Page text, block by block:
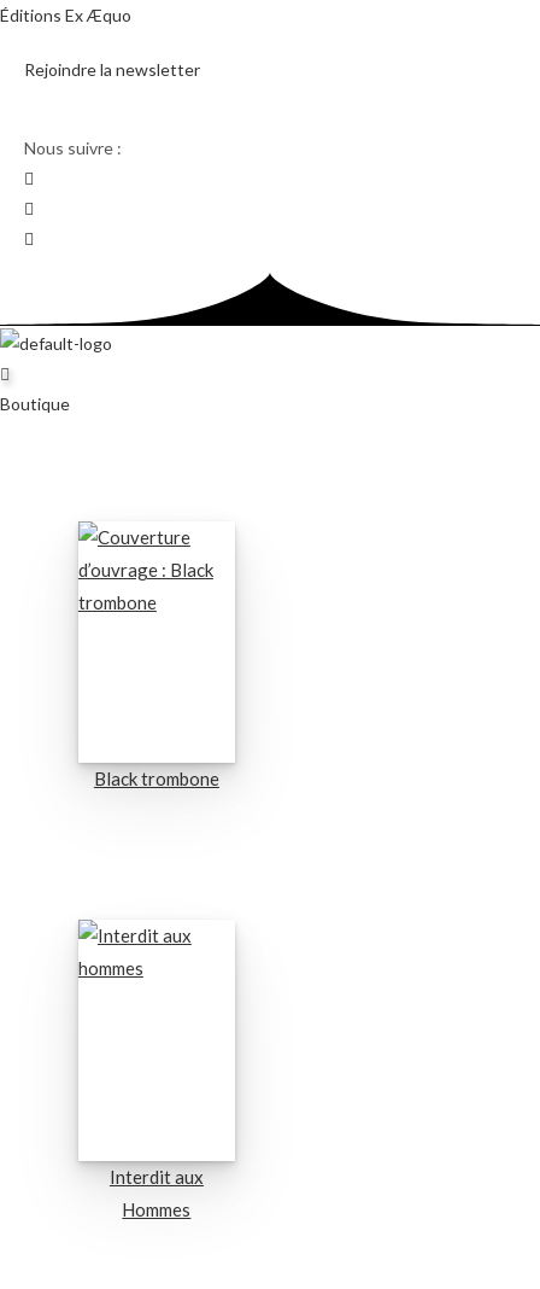
Skip
content
Éditions Ex Æquo
Rejoindre la newsletter
Nous suivre :
Boutique
Black trombone
Interdit aux
Hommes